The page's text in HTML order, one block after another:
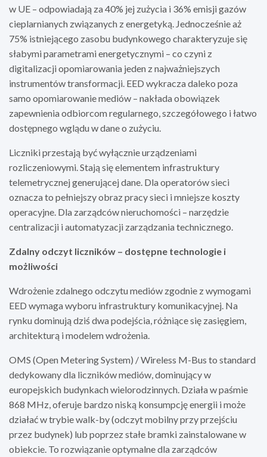
w UE – odpowiadają za 40% jej zużycia i 36% emisji gazów
cieplarnianych związanych z energetyką. Jednocześnie aż
75% istniejącego zasobu budynkowego charakteryzuje się
słabymi parametrami energetycznymi – co czyni z
digitalizacji opomiarowania jeden z najważniejszych
instrumentów transformacji. EED wykracza daleko poza
samo opomiarowanie mediów – nakłada obowiązek
zapewnienia odbiorcom regularnego, szczegółowego i łatwo
dostępnego wglądu w dane o zużyciu.
Liczniki przestają być wyłącznie urządzeniami
rozliczeniowymi. Stają się elementem infrastruktury
telemetrycznej generującej dane. Dla operatorów sieci
oznacza to pełniejszy obraz pracy sieci i mniejsze koszty
operacyjne. Dla zarządców nieruchomości – narzędzie
centralizacji i automatyzacji zarządzania technicznego.
Zdalny odczyt liczników – dostępne technologie i
możliwości
Wdrożenie zdalnego odczytu mediów zgodnie z wymogami
EED wymaga wyboru infrastruktury komunikacyjnej. Na
rynku dominują dziś dwa podejścia, różniące się zasięgiem,
architekturą i modelem wdrożenia.
OMS (Open Metering System) / Wireless M-Bus to standard
dedykowany dla liczników mediów, dominujący w
europejskich budynkach wielorodzinnych. Działa w paśmie
868 MHz, oferuje bardzo niską konsumpcję energii i może
działać w trybie walk-by (odczyt mobilny przy przejściu
przez budynek) lub poprzez stałe bramki zainstalowane w
obiekcie. To rozwiązanie optymalne dla zarządców